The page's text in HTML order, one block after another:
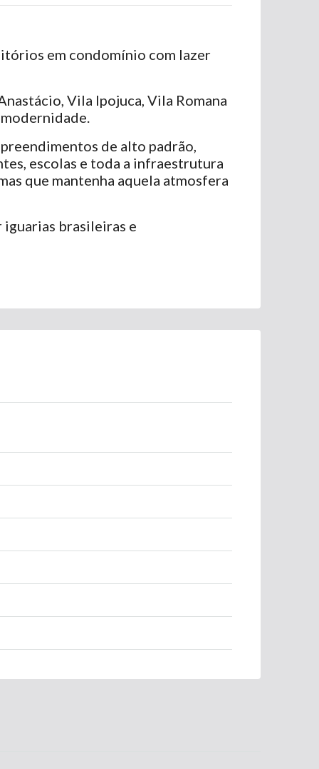
em condomínio com lazer
Vila Ipojuca, Vila Romana
de alto padrão,
escolas e toda a infraestrutura
que mantenha aquela atmosfera
iguarias brasileiras e